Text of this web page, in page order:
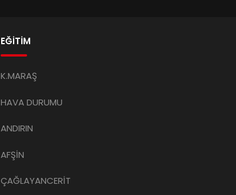
EĞİTİM
K.MARAŞ
HAVA DURUMU
ANDIRIN
AFŞİN
ÇAĞLAYANCERİT